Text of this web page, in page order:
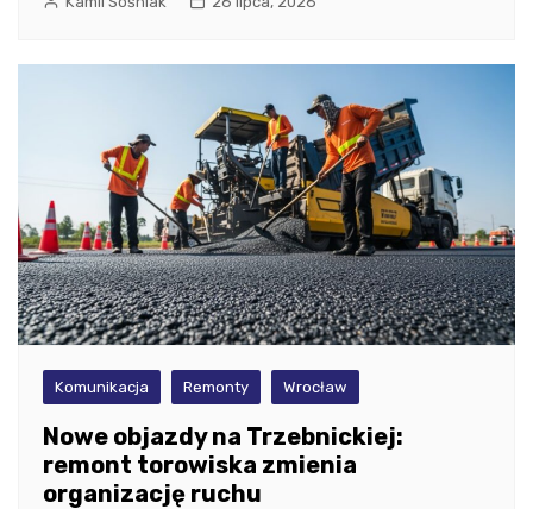
Komunikacja Remonty Wrocław
Nowe objazdy na Trzebnickiej:
remont torowiska zmienia
organizację ruchu